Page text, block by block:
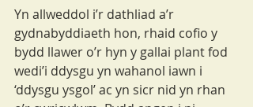
Yn allweddol i’r dathliad a’r
gydnabyddiaeth hon, rhaid cofio y
bydd llawer o’r hyn y gallai plant fod
wedi’i ddysgu yn wahanol iawn i
‘ddysgu ysgol’ ac yn sicr nid yn rhan